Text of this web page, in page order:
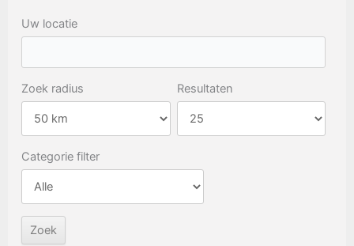
Uw locatie
Zoek radius Resultaten
Categorie filter